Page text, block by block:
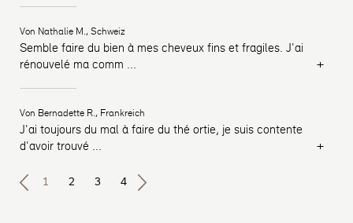
Von Nathalie M., Schweiz
Semble faire du bien à mes cheveux fins et fragiles. J'ai
rénouvelé ma comm ... +
Von Bernadette R., Frankreich
J'ai toujours du mal à faire du thé ortie, je suis contente
d'avoir trouvé ... +
1 2 3 4